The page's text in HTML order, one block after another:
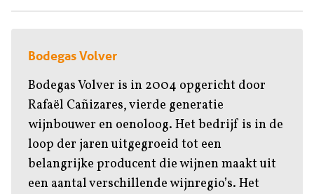
Bodegas Volver
Bodegas Volver is in 2004 opgericht door
Rafaël Cañizares, vierde generatie
wijnbouwer en oenoloog. Het bedrijf is in de
loop der jaren uitgegroeid tot een
belangrijke producent die wijnen maakt uit
een aantal verschillende wijnregio’s. Het